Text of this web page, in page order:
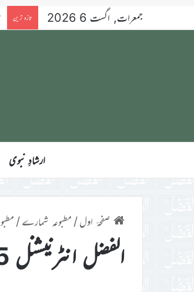
جمعرات, اگست 6 2026 تازہ ترین
ارشادِ نبوی
صفحۂ اول/ مطبوعہ شمارے/
الفضل انٹرنیشنل 25؍ دسمبر 2015ء